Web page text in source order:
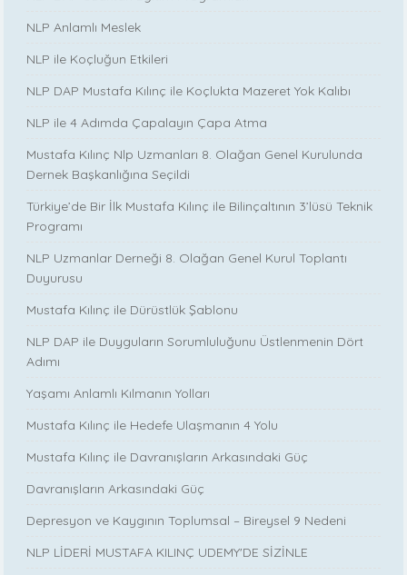
NLP Anlamlı Meslek
NLP ile Koçluğun Etkileri
NLP DAP Mustafa Kılınç ile Koçlukta Mazeret Yok Kalıbı
NLP ile 4 Adımda Çapalayın Çapa Atma
Mustafa Kılınç Nlp Uzmanları 8. Olağan Genel Kurulunda
Dernek Başkanlığına Seçildi
Türkiye’de Bir İlk Mustafa Kılınç ile Bilinçaltının 3’lüsü Teknik
Programı
NLP Uzmanlar Derneği 8. Olağan Genel Kurul Toplantı
Duyurusu
Mustafa Kılınç ile Dürüstlük Şablonu
NLP DAP ile Duyguların Sorumluluğunu Üstlenmenin Dört
Adımı
Yaşamı Anlamlı Kılmanın Yolları
Mustafa Kılınç ile Hedefe Ulaşmanın 4 Yolu
Mustafa Kılınç ile Davranışların Arkasındaki Güç
Davranışların Arkasındaki Güç
Depresyon ve Kaygının Toplumsal – Bireysel 9 Nedeni
NLP LİDERİ MUSTAFA KILINÇ UDEMY'DE SİZİNLE